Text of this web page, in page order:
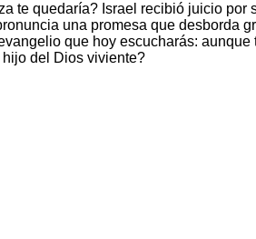
te quedaría? Israel recibió juicio por
una promesa que desborda
que hoy escucharás:
del Dios viviente?